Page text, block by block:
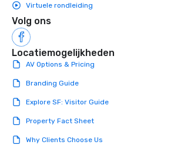
Virtuele rondleiding
Volg ons
Locatiemogelijkheden
AV Options & Pricing
Branding Guide
Explore SF: Visitor Guide
Property Fact Sheet
Why Clients Choose Us